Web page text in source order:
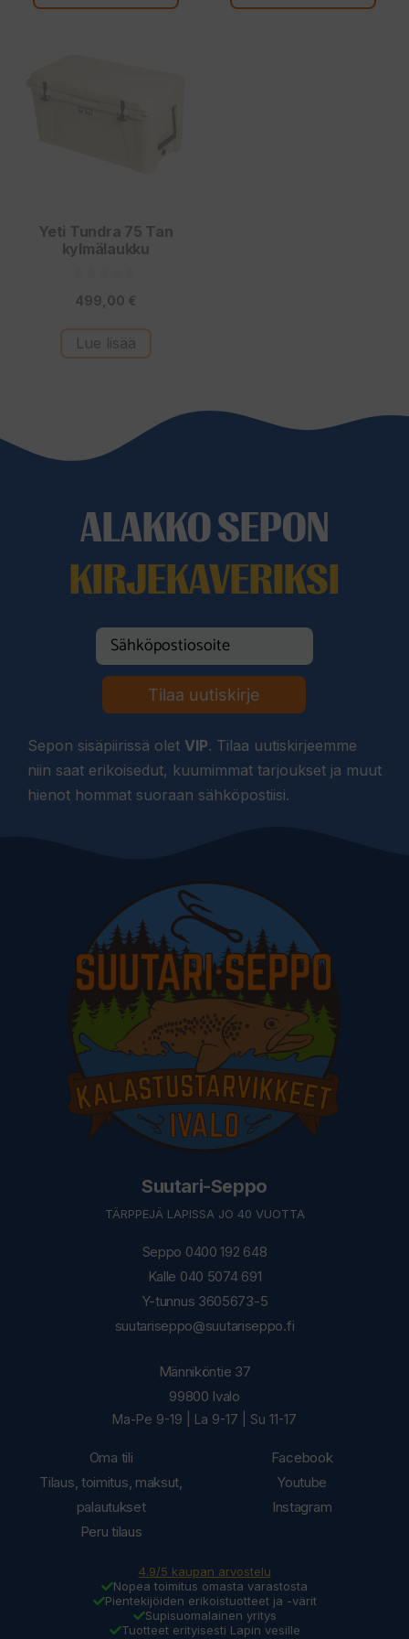
Yeti Tundra 75 Tan
kylmälaukku
5
s
499,00 €
Lue lisää
ALAKKO SEPON
KIRJEKAVERIKSI
Tilaa uutiskirje
Sepon sisäpiirissä olet VIP. Tilaa uutiskirjeemme
niin saat erikoisedut, kuumimmat tarjoukset ja muut
hienot hommat suoraan sähköpostiisi.
Suutari-Seppo
TÄRPPEJÄ LAPISSA JO 40 VUOTTA
Seppo 0400 192 648
Kalle 040 5074 691
Y-tunnus 3605673-5
suutariseppo@suutariseppo.fi
Oma tili
Tilaus, toimitus, maksut,
palautukset
Peru tilaus
Männiköntie 37
99800 Ivalo
Ma-Pe 9-19 | La 9-17 | Su 11-17
Facebook
Youtube
Instagram
4.9/5 kaupan arvostelu
Nopea toimitus omasta varastosta
Pientekijöiden erikoistuotteet ja -värit
Supisuomalainen yritys
Tuotteet erityisesti Lapin vesille